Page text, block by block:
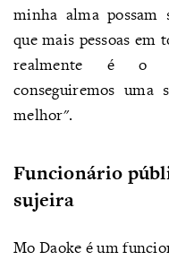
minha alma possam
que mais pessoas em
realmente é o
conseguiremos
melhor".
Funcionário
sujeira
Mo Daoke é um